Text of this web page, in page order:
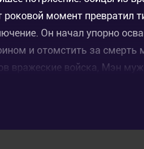
роковой момент превратил
Он начал упорно
и отомстить за
вражеские войска, Мэн